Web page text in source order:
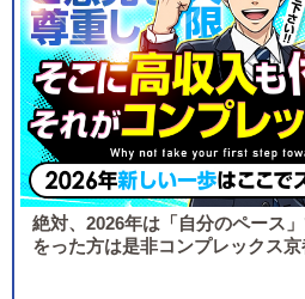
絶対、2026年は「自分のペース
をった方は是非コンプレックス